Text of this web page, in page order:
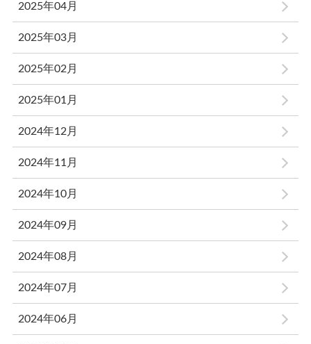
2025年04月
2025年03月
2025年02月
2025年01月
2024年12月
2024年11月
2024年10月
2024年09月
2024年08月
2024年07月
2024年06月